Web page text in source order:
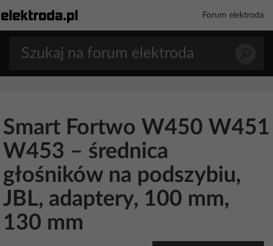
Forum elektroda
Smart Fortwo W450 W451
W453 – średnica
głośników na podszybiu,
JBL, adaptery, 100 mm,
130 mm